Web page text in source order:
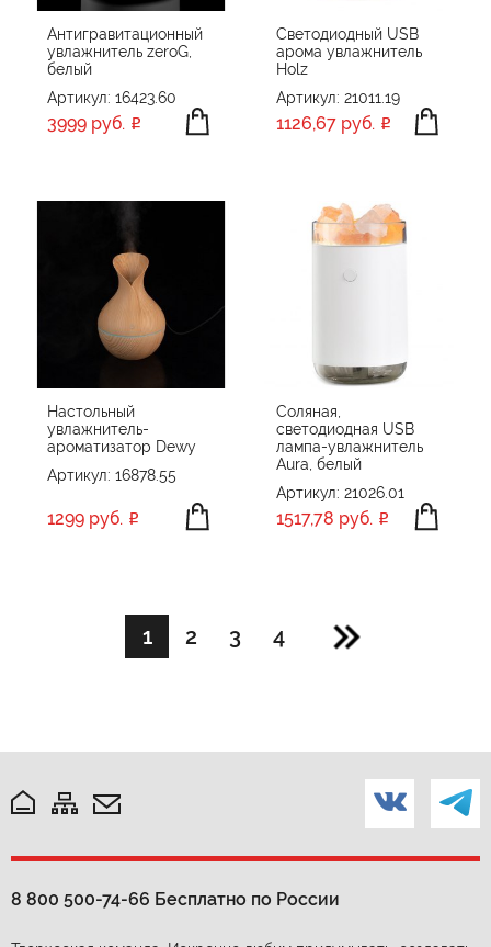
Антигравитационный
увлажнитель zeroG,
белый
Артикул: 16423.60
3999 руб.
Светодиодный USB
арома увлажнитель
Holz
Артикул: 21011.19
1126,67 руб.
Настольный
увлажнитель-
ароматизатор Dewy
Артикул: 16878.55
1299 руб.
Соляная,
светодиодная USB
лампа-увлажнитель
Aura, белый
Артикул: 21026.01
1517,78 руб.
1 2 3 4
8 800 500-74-66 Бесплатно по России